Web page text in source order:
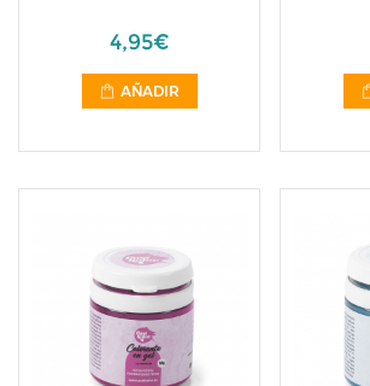
4,95€
AÑADIR